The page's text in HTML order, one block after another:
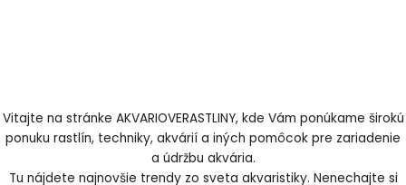
Vitajte na stránke AKVARIOVERASTLINY, kde Vám ponúkame širokú
ponuku rastlín, techniky, akvárií a iných pomôcok pre zariadenie
a údržbu akvária.
Tu nájdete najnovšie trendy zo sveta akvaristiky. Nenechajte si